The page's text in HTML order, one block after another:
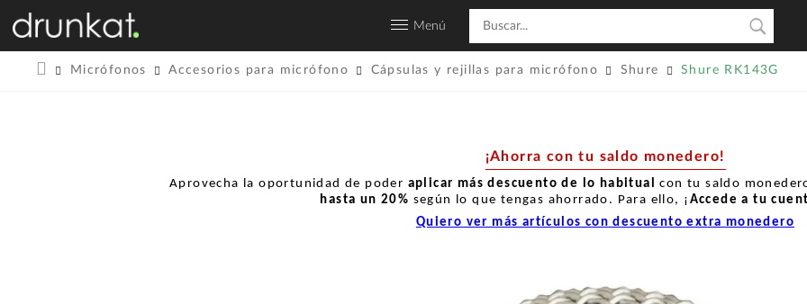
Menú
Micrófonos Accesorios para micrófono Cápsulas y rejillas para micrófono Shure Shure RK143G
¡Ahorra con tu saldo monedero!
Aprovecha la oportunidad de poder aplicar más descuento de lo habitual con tu saldo
hasta un 20% según lo que tengas ahorrado. Para ello, ¡ Accede a tu
Quiero ver más artículos con descuento extra monedero